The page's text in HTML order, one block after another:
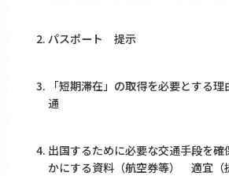
パスポート 提示
「短期滞在」の取得を必要とする
通
出国するために必要な交通手段を確
かにする資料（航空券等） 適宜（